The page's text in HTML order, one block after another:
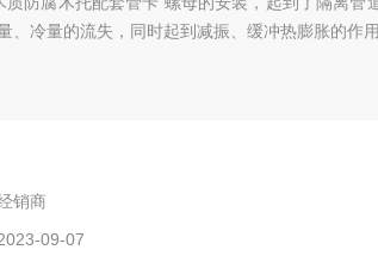
、冷量的流失，同时起到减振、缓冲热膨胀的作用
销商
09-07